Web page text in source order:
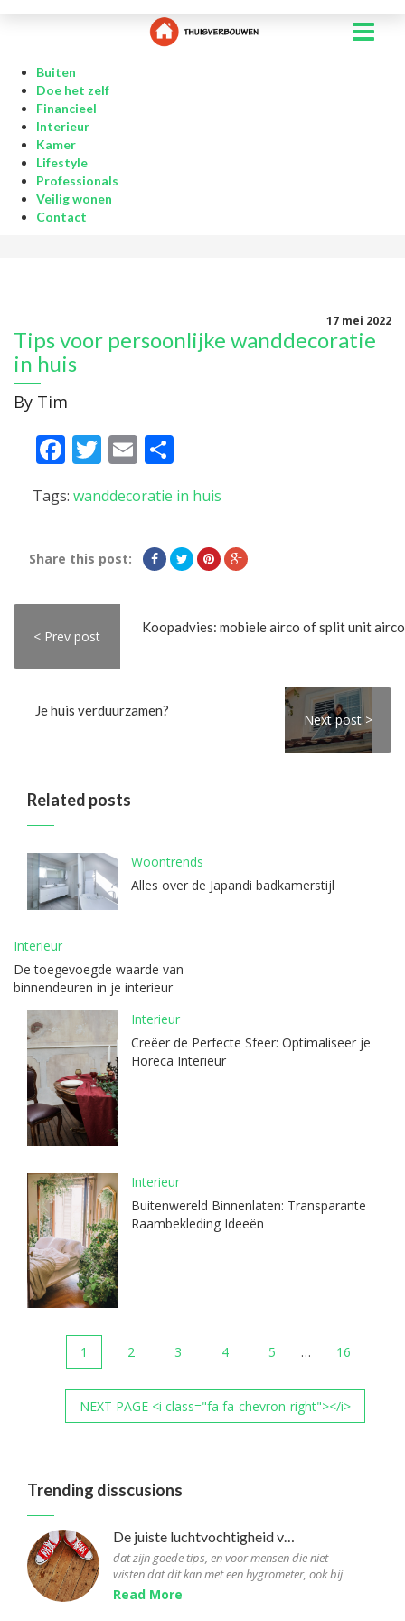
Buiten
Doe het zelf
Financieel
Interieur
Kamer
Lifestyle
Professionals
Veilig wonen
Contact
17 mei 2022
Tips voor persoonlijke wanddecoratie
in huis
By Tim
Facebook
Twitter
EmailDelen
Tags: wanddecoratie in huis
Share this post:
< Prev post
Koopadvies: mobiele airco of split unit airco
Je huis verduurzamen?
Next post >
Related posts
Woontrends
Alles over de Japandi badkamerstijl
Interieur
De toegevoegde waarde van
binnendeuren in je interieur
Interieur
Creëer de Perfecte Sfeer: Optimaliseer je
Horeca Interieur
Interieur
Buitenwereld Binnenlaten: Transparante
Raambekleding Ideeën
1 2 3 4 5 … 16
NEXT PAGE <i class="fa fa-chevron-right"></i>
Trending disscusions
De juiste luchtvochtigheid voor parketvloeren
dat zijn goede tips, en voor mensen die niet
wisten dat dit kan met een hygrometer, ook bij
wat je kan doen bij een te hoge/lage
Read More